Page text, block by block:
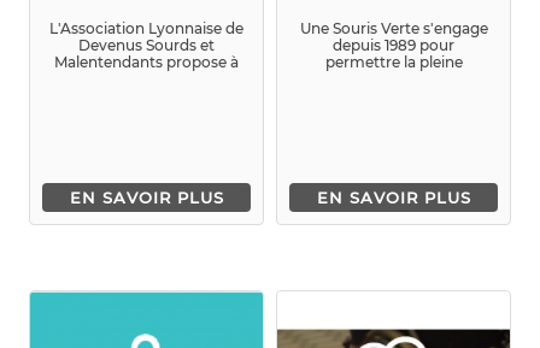
L'Association Lyonnaise de
Devenus Sourds et
Malentendants propose à
EN SAVOIR PLUS
Une Souris Verte s'engage
depuis 1989 pour
permettre la pleine
EN SAVOIR PLUS